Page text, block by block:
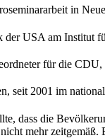
in
USA am Institut
für die
seit 2001 im
dass die
mehr